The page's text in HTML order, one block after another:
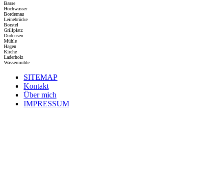
Basse
Hochwasser
Bordernau
Leinebrücke
Borstel
Grillplatz
Dudensen
Mühle
Hagen
Kirche
Laderholz
Wassermühle
SITEMAP
Kontakt
Über mich
IMPRESSUM